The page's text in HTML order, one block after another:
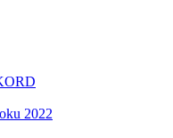
2022